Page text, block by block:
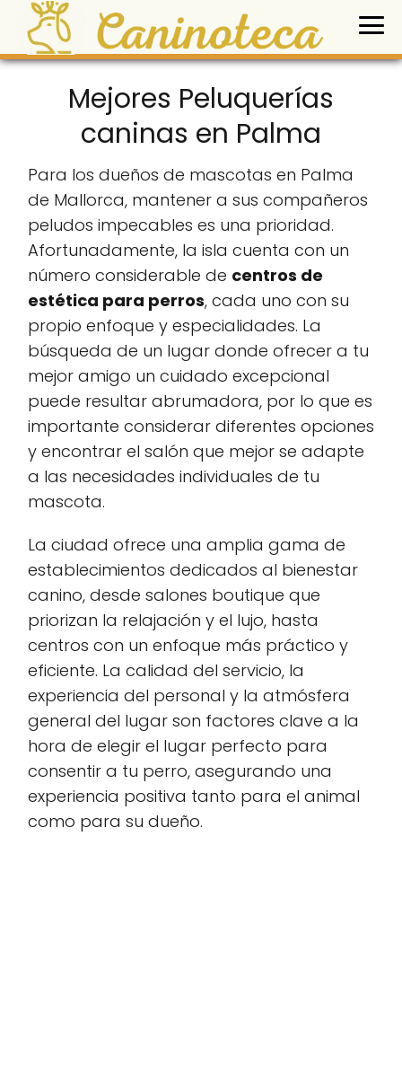
Mejores Peluquerías
caninas en Palma
Para los dueños de mascotas en Palma
de Mallorca, mantener a sus compañeros
peludos impecables es una prioridad.
Afortunadamente, la isla cuenta con un
número considerable de centros de
estética para perros, cada uno con su
propio enfoque y especialidades. La
búsqueda de un lugar donde ofrecer a tu
mejor amigo un cuidado excepcional
puede resultar abrumadora, por lo que es
importante considerar diferentes opciones
y encontrar el salón que mejor se adapte
a las necesidades individuales de tu
mascota.
La ciudad ofrece una amplia gama de
establecimientos dedicados al bienestar
canino, desde salones boutique que
priorizan la relajación y el lujo, hasta
centros con un enfoque más práctico y
eficiente. La calidad del servicio, la
experiencia del personal y la atmósfera
general del lugar son factores clave a la
hora de elegir el lugar perfecto para
consentir a tu perro, asegurando una
experiencia positiva tanto para el animal
como para su dueño.